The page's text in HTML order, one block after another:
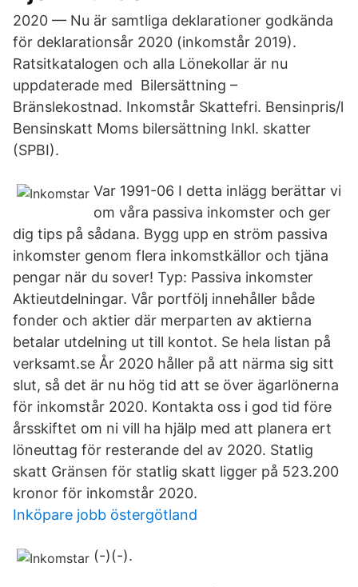
2020 — Nu är samtliga deklarationer godkända
för deklarationsår 2020 (inkomstår 2019).
Ratsitkatalogen och alla Lönekollar är nu
uppdaterade med Bilersättning –
Bränslekostnad. Inkomstår Skattefri. Bensinpris/l
Bensinskatt Moms bilersättning Inkl. skatter
(SPBI).
Var 1991-06 I detta inlägg berättar vi
om våra passiva inkomster och ger
dig tips på sådana. Bygg upp en ström passiva
inkomster genom flera inkomstkällor och tjäna
pengar när du sover! Typ: Passiva inkomster
Aktieutdelningar. Vår portfölj innehåller både
fonder och aktier där merparten av aktierna
betalar utdelning ut till kontot. Se hela listan på
verksamt.se År 2020 håller på att närma sig sitt
slut, så det är nu hög tid att se över ägarlönerna
för inkomstår 2020. Kontakta oss i god tid före
årsskiftet om ni vill ha hjälp med att planera ert
löneuttag för resterande del av 2020. Statlig
skatt Gränsen för statlig skatt ligger på 523.200
kronor för inkomstår 2020.
Inköpare jobb östergötland
(-)(-).